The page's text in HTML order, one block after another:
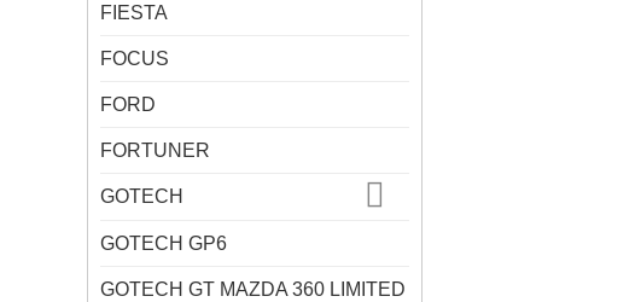
FIESTA
FOCUS
FORD
FORTUNER
GOTECH
GOTECH GP6
GOTECH GT MAZDA 360 LIMITED